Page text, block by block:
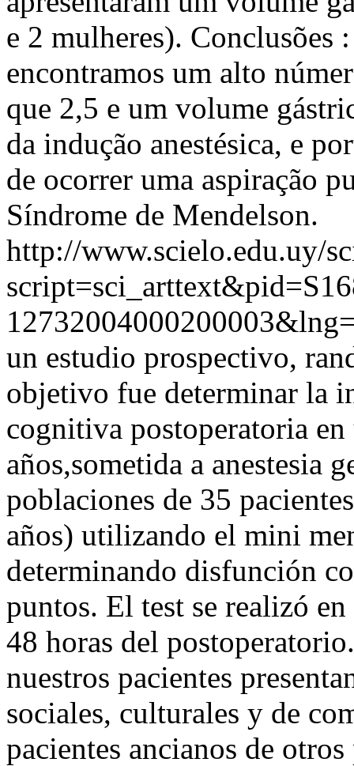
e 2 mulheres). Conclusões
encontramos um alto
que 2,5 e um volume
da indução anestésica, e
de ocorrer uma aspiração
Síndrome de Mendelson.
http://www.scielo.edu.uy/
un estudio prospectivo,
objetivo fue determinar la
cognitiva postoperatoria
años,sometida a anestesia
poblaciones de 35
años) utilizando el mini
determinando disfunción
puntos. El test se realizó
48 horas del
nuestros pacientes
sociales, culturales y de
pacientes ancianos de